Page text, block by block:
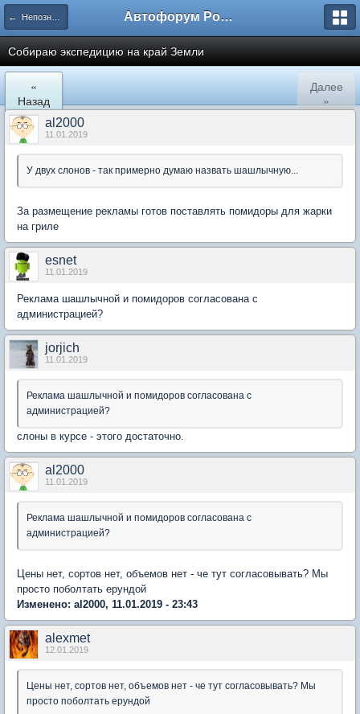
← Непознанное Автофорум Ростова-на-Дону
Собираю экспедицию на край Земли
«
Назад
Далее
»
al2000
11.01.2019
У двух слонов - так примерно думаю назвать шашлычную...
За размещение рекламы готов поставлять помидоры для жарки
на гриле
esnet
11.01.2019
Реклама шашлычной и помидоров согласована с
администрацией?
jorjich
11.01.2019
Реклама шашлычной и помидоров согласована с
администрацией?
слоны в курсе - этого достаточно.
al2000
11.01.2019
Реклама шашлычной и помидоров согласована с
администрацией?
Цены нет, сортов нет, объемов нет - че тут согласовывать? Мы
просто поболтать ерундой
Изменено: al2000, 11.01.2019 - 23:43
alexmet
12.01.2019
Цены нет, сортов нет, объемов нет - че тут согласовывать? Мы
просто поболтать ерундой